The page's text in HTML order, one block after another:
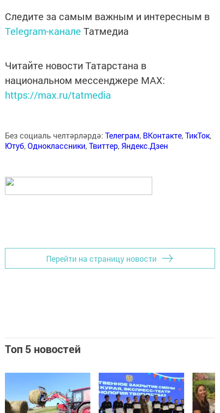
Следите за самым важным и интересным в
Telegram-канале Татмедиа
Читайте новости Татарстана в
национальном мессенджере MАХ:
https://max.ru/tatmedia
Без социаль челтәрләрдә: Телеграм, ВКонтакте,ТикТок,
Ютуб,Одноклассники,Твиттер, Яндекс.Дзен
Перейти на страницу новости
Топ 5 новостей